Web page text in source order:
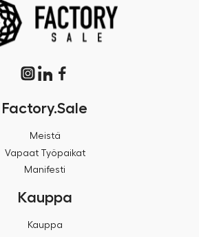
Factory.Sale
Meistä
Vapaat Työpaikat
Manifesti
Kauppa
Kauppa